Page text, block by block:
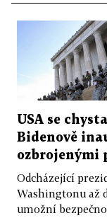
USA se
Bidenově
ozbrojenými
Odcházející
Washingtonu až
umožní